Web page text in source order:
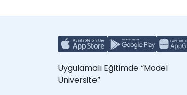
Uygulamalı Eğitimde “Model
Üniversite”